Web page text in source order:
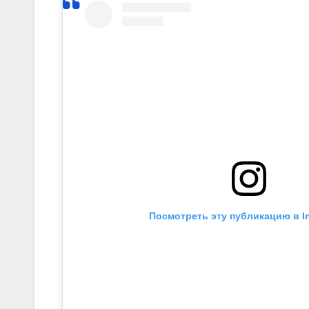
Посмотреть эту публикацию в